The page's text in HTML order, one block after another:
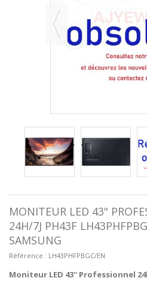
MONITEUR LED 43"
24H/7J PH43F
SAMSUNG
Référence : LH43PHFPBGC/EN
Moniteur LED 43'' Professionnel